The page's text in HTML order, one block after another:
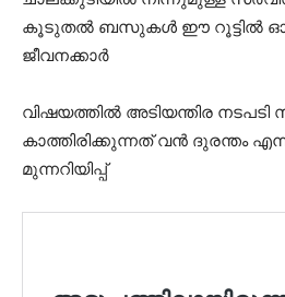
കൂടുതൽ ബസുകൾ ഈ റൂട്ടിൽ
ജീവനക്കാർ
വിഷയത്തിൽ അടിയന്തിര നടപടി
കാത്തിരിക്കുന്നത് വൻ ദുരന്തം
മുന്നറിയിപ്പ്